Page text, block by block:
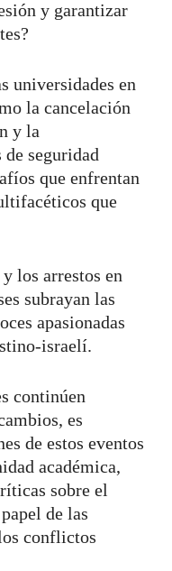
y garantizar
universidades en
la cancelación
y la
seguridad
que enfrentan
que
los arrestos en
subrayan las
apasionadas
israelí.
continúen
es
de estos eventos
académica,
sobre el
de las
conflictos